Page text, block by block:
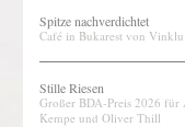
Spitze nachverdichtet
Café in Bukarest von Vinklu
Stille Riesen
Großer BDA-Preis 2026 für
Kempe und Oliver Thill